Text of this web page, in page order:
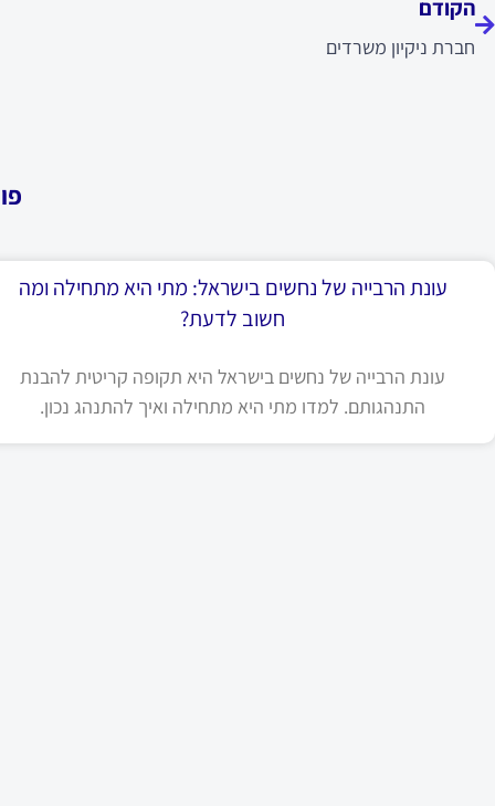
הקודם
חברת ניקיון משרדים
עונת הרבייה של נחשים בישראל: מתי היא מתחילה ומה
חשוב לדעת?
עונת הרבייה של נחשים בישראל היא תקופה קריטית להבנת
התנהגותם. למדו מתי היא מתחילה ואיך להתנהג נכון.